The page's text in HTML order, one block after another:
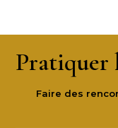
Pratiquer
Faire des